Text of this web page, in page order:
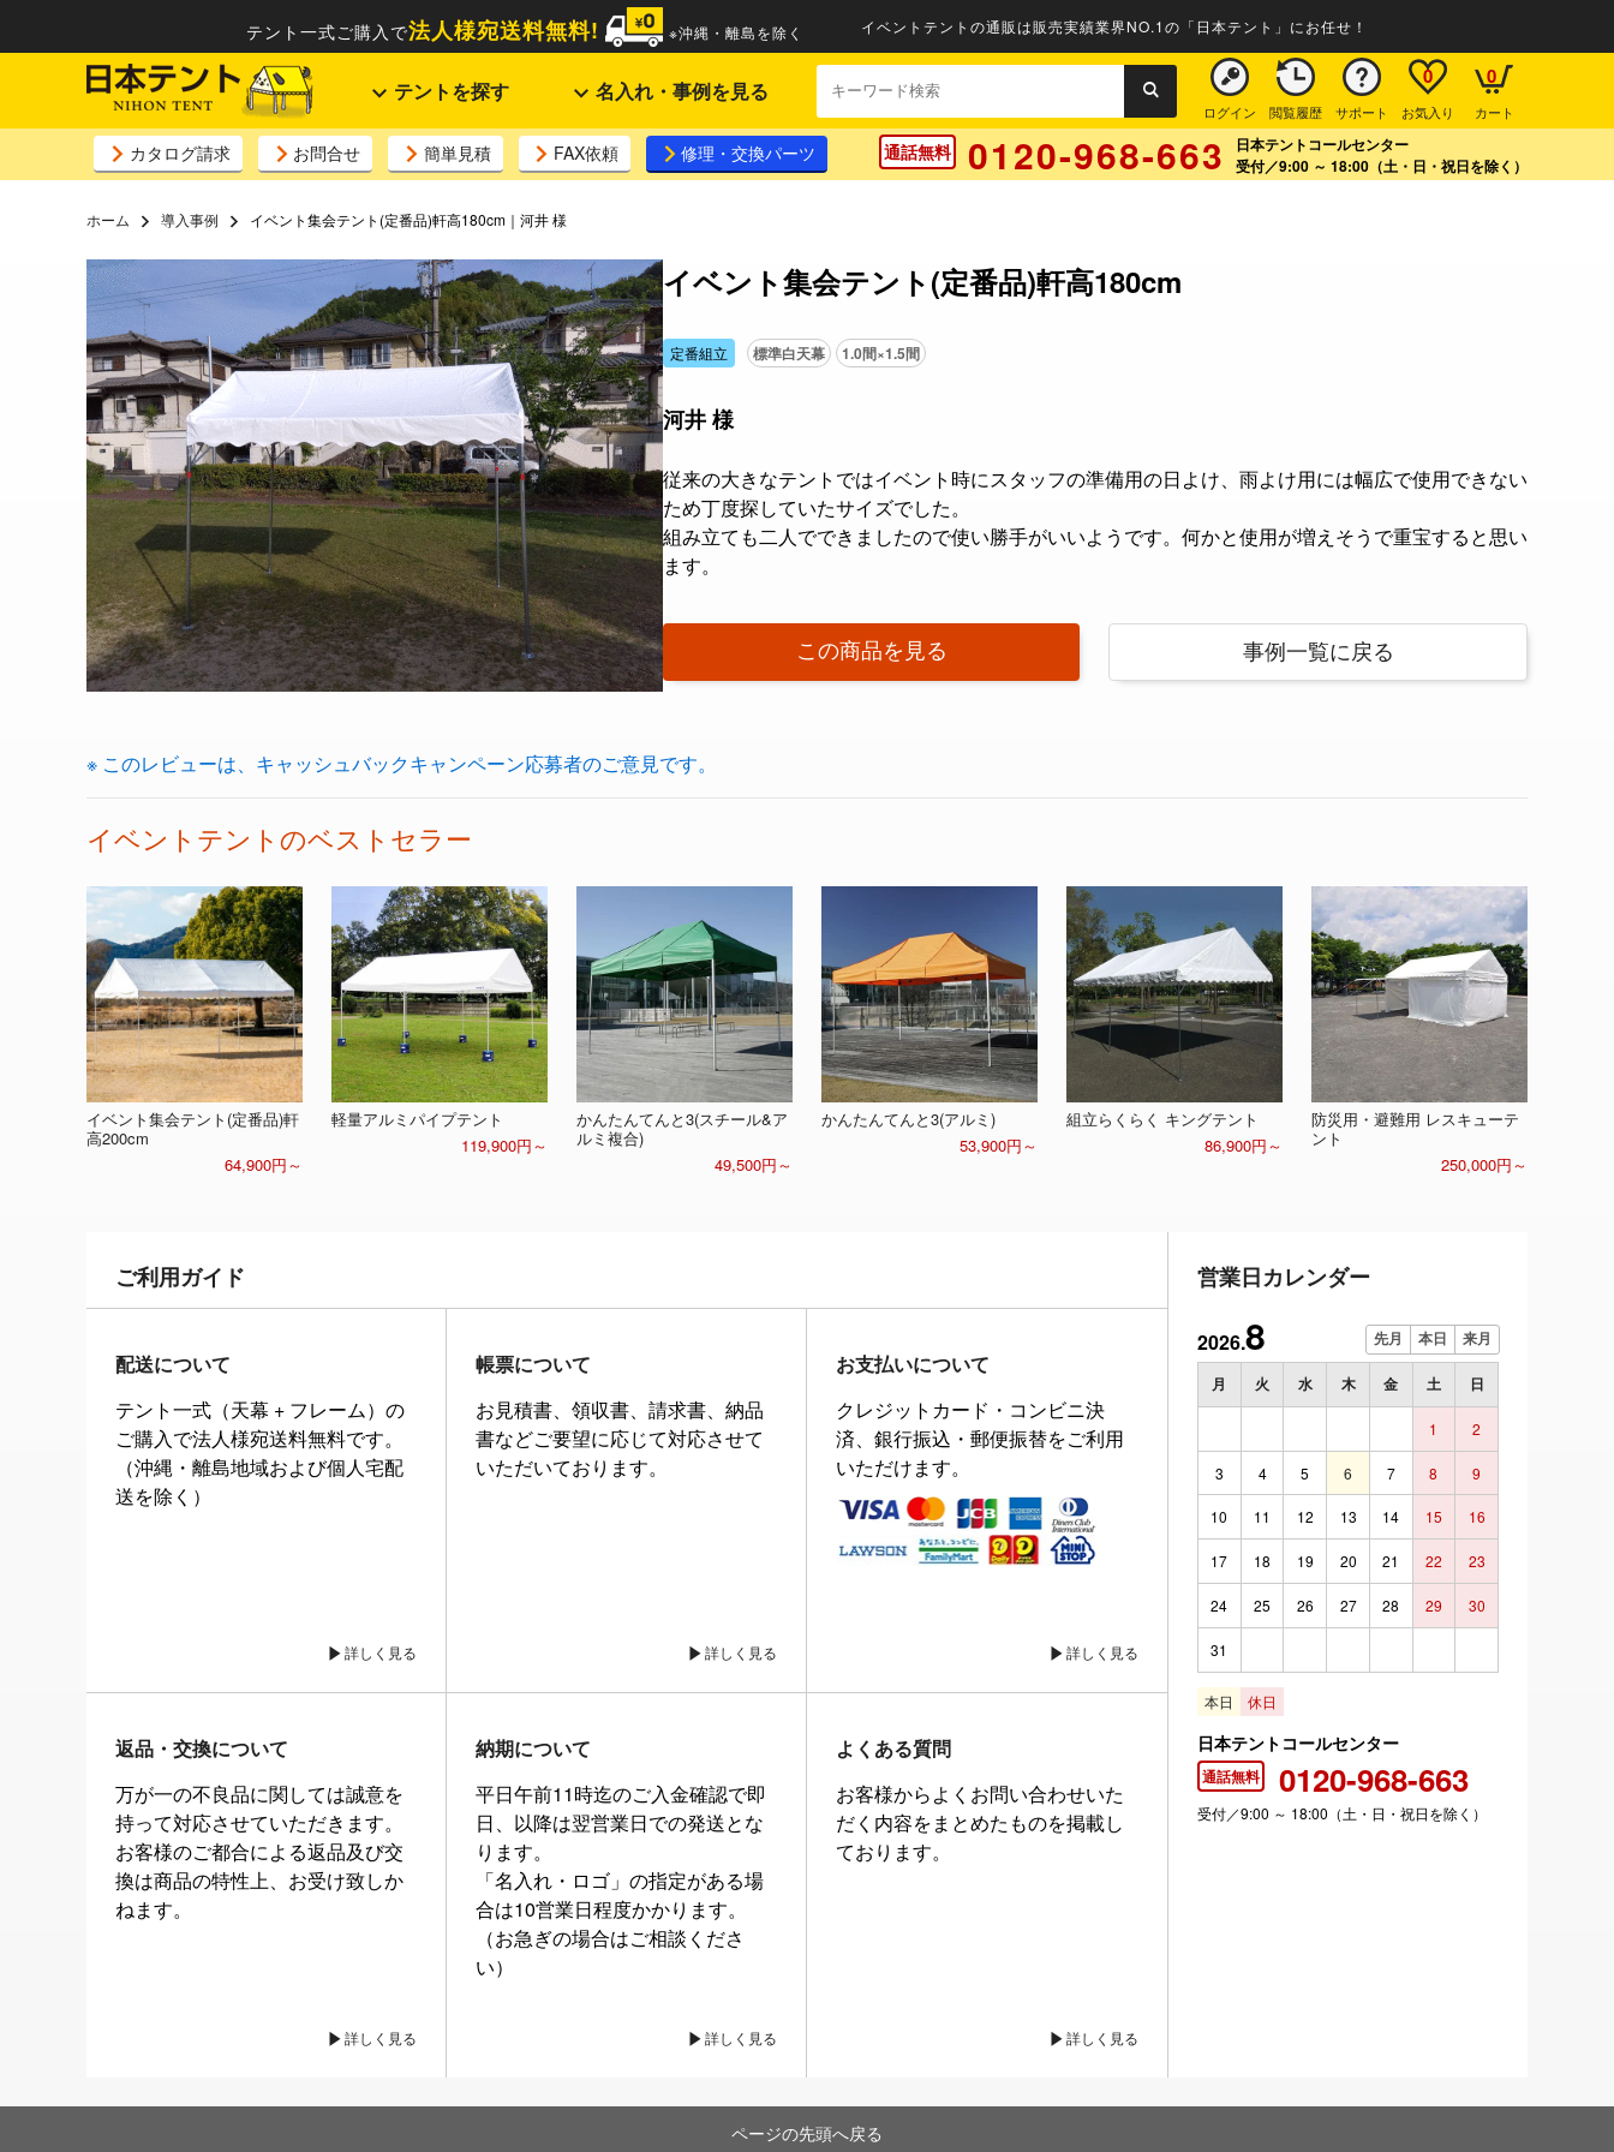
イベントテントの通販は販売実績業界NO.1の「日本テント」にお任せ！
テント一式ご購入で法人様宛送料無料! ※沖縄・離島を除く
テントを探す 名入れ・事例を見る
ログイン 閲覧履歴 サポート お気入り
0
カート
0
カタログ請求 お問合せ 簡単見積 FAX依頼 修理・交換パーツ 通話無料 0120-968-663
日本テントコールセンター
受付／9:00 ～ 18:00（土・日・祝日を除く）
ホーム 導入事例 イベント集会テント(定番品)軒高180cm｜河井 様
イベント集会テント(定番品)軒高180cm
定番組立 標準白天幕 1.0間×1.5間
河井 様
従来の大きなテントではイベント時にスタッフの準備用の日よけ、雨よけ用には幅広で使用できない
ため丁度探していたサイズでした。
組み立ても二人でできましたので使い勝手がいいようです。何かと使用が増えそうで重宝すると思い
ます。
この商品を見る 事例一覧に戻る
※ このレビューは、キャッシュバックキャンペーン応募者のご意見です。
イベントテントのベストセラー
イベント集会テント(定番品)軒
高200cm
64,900円～
軽量アルミパイプテント
119,900円～
かんたんてんと3(スチール&ア
ルミ複合)
49,500円～
かんたんてんと3(アルミ)
53,900円～
組立らくらく キングテント
86,900円～
防災用・避難用 レスキューテ
ント
250,000円～
ご利用ガイド 営業日カレンダー
2026.8 先月 本日 来月
月 火 水 木 金 土 日
1 2
3 4 5 6 7 8 9
10 11 12 13 14 15 16
17 18 19 20 21 22 23
24 25 26 27 28 29 30
31
本日 休日
日本テントコールセンター
通話無料 0120-968-663
受付／9:00 ～ 18:00（土・日・祝日を除く）
配送について
テント一式（天幕 + フレーム）の
ご購入で法人様宛送料無料です。
（沖縄・離島地域および個人宅配
送を除く）
詳しく見る
帳票について
お見積書、領収書、請求書、納品
書などご要望に応じて対応させて
いただいております。
詳しく見る
お支払いについて
クレジットカード・コンビニ決
済、銀行振込・郵便振替をご利用
いただけます。
詳しく見る
返品・交換について
万が一の不良品に関しては誠意を
持って対応させていただきます。
お客様のご都合による返品及び交
換は商品の特性上、お受け致しか
ねます。
詳しく見る
納期について
平日午前11時迄のご入金確認で即
日、以降は翌営業日での発送とな
ります。
「名入れ・ロゴ」の指定がある場
合は10営業日程度かかります。
（お急ぎの場合はご相談くださ
い）
詳しく見る
よくある質問
お客様からよくお問い合わせいた
だく内容をまとめたものを掲載し
ております。
詳しく見る
ページの先頭へ戻る